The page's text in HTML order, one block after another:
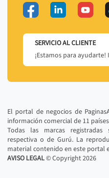
SERVICIO AL CLIENTE
¡Estamos para ayudarte!
El portal de negocios de
información comercial de 11
Todas las marcas
respectiva o de Gurú. La
material contenido en este portal
AVISO LEGAL© Copyright2026